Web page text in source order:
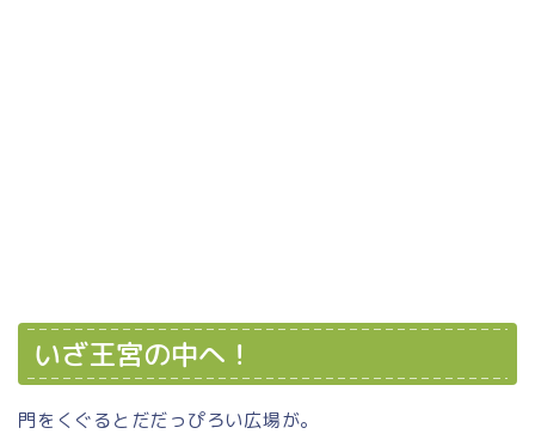
いざ王宮の中へ！
門をくぐるとだだっぴろい広場が。